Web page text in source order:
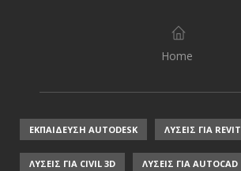
Home
ΕΚΠΑΙΔΕΥΣΗ AUTODESK ΛΥΣΕΙΣ ΓΙΑ REVIT
ΛΥΣΕΙΣ ΓΙΑ CIVIL 3D ΛΥΣΕΙΣ ΓΙΑ AUTOCAD